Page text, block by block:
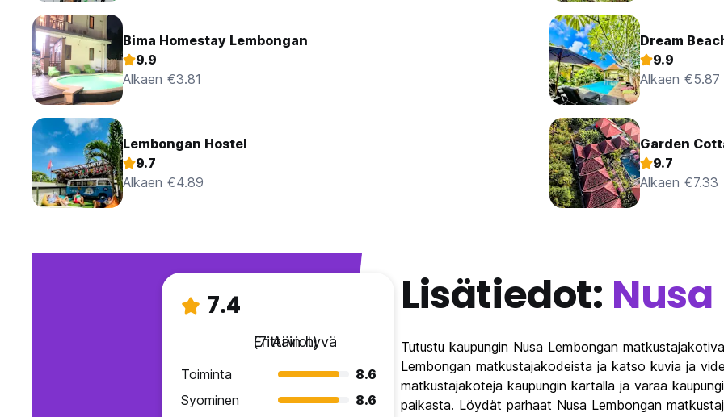
Bima Homestay Lembongan
9.9
Alkaen €3.81
Dream
9.9
Alkaen €5.87
Lembongan Hostel
9.7
Alkaen €4.89
Garden
9.7
Alkaen €7.33
7.4
Erittäin hyvä
(7 Arviot)
Toiminta
8.6
Syominen
8.6
Lisätiedot:
Tutustu kaupungin Nusa Lembongan
Lembongan matkustajakodeista ja katso kuvia ja
matkustajakoteja kaupungin kartalla ja varaa
paikasta. Löydät parhaat Nusa Lembongan